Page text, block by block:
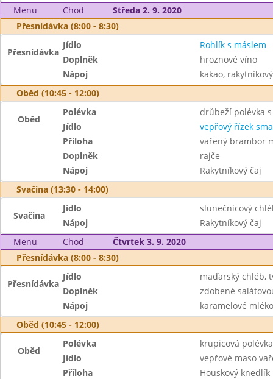
Menu
Chod
Středa 2. 9. 2020
Přesnídávka (8:00 - 8:30)
Přesnídávka
Jídlo
Rohlík s máslem
Doplněk
hroznové víno
Nápoj
kakao,
Oběd (10:45 - 12:00)
Oběd
Polévka
drůbeží polévka
Jídlo
vepřový řízek
Příloha
vařený brambor
Doplněk
rajče
Nápoj
Rakytníkový čaj
Svačina (13:30 - 14:00)
Svačina
Jídlo
slunečnicový
Nápoj
Rakytníkový čaj
Menu
Chod
Čtvrtek 3. 9. 2020
Přesnídávka (8:00 - 8:30)
Přesnídávka
Jídlo
maďarský chléb,
Doplněk
zdobené
Nápoj
karamelové
Oběd (10:45 - 12:00)
Oběd
Polévka
krupicová
Jídlo
vepřové maso
Příloha
Houskový knedlík